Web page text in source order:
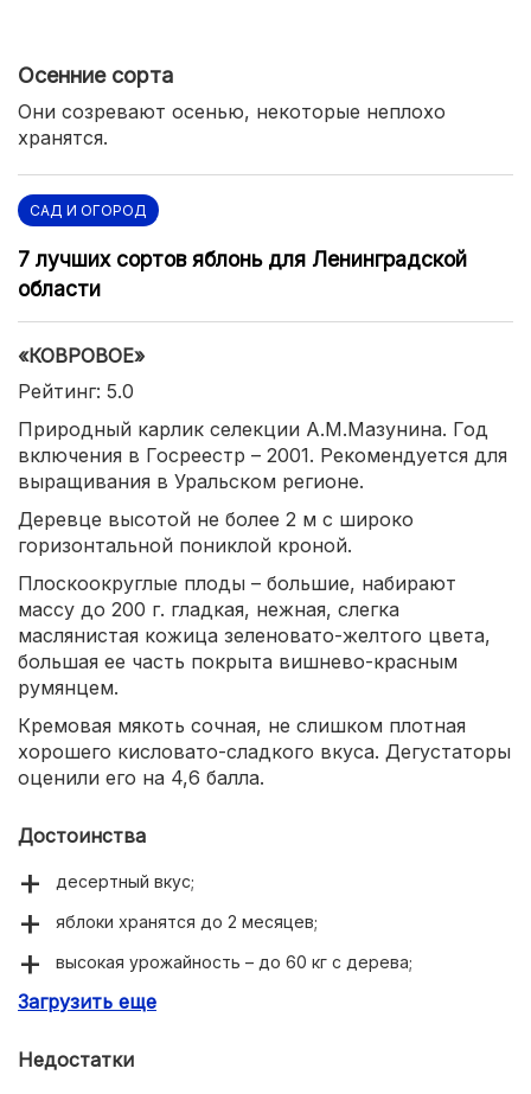
Осенние сорта
Они созревают осенью, некоторые неплохо
хранятся.
САД И ОГОРОД
7 лучших сортов яблонь для Ленинградской
области
«КОВРОВОЕ»
Рейтинг: 5.0
Природный карлик селекции А.М.Мазунина. Год
включения в Госреестр – 2001. Рекомендуется для
выращивания в Уральском регионе.
Деревце высотой не более 2 м с широко
горизонтальной пониклой кроной.
Плоскоокруглые плоды – большие, набирают
массу до 200 г. гладкая, нежная, слегка
маслянистая кожица зеленовато-желтого цвета,
большая ее часть покрыта вишнево-красным
румянцем.
Кремовая мякоть сочная, не слишком плотная
хорошего кисловато-сладкого вкуса. Дегустаторы
оценили его на 4,6 балла.
Достоинства
десертный вкус;
яблоки хранятся до 2 месяцев;
высокая урожайность – до 60 кг с дерева;
редко поражается паршой;
Загрузить еще
Недостатки